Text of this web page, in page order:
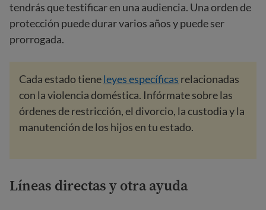
tendrás que testificar en una audiencia. Una orden de
protección puede durar varios años y puede ser
prorrogada.
Cada estado tieneleyes específicas relacionadas
con la violencia doméstica. Infórmate sobre las
órdenes de restricción, el divorcio, la custodia y la
manutención de los hijos en tu estado.
Líneas directas y otra ayuda